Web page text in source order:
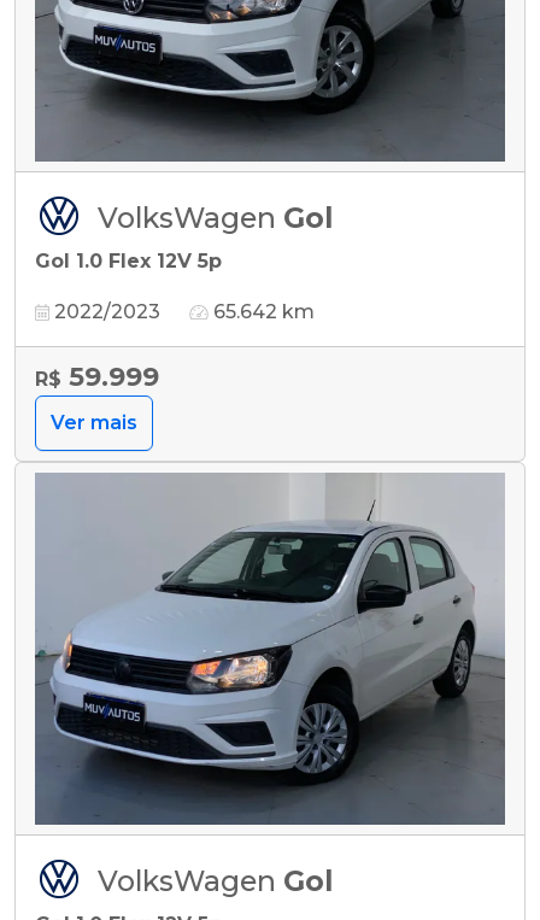
VolksWagen Gol
Gol 1.0 Flex 12V 5p
2022/2023 65.642 km
R$ 59.999
Ver mais
VolksWagen Gol